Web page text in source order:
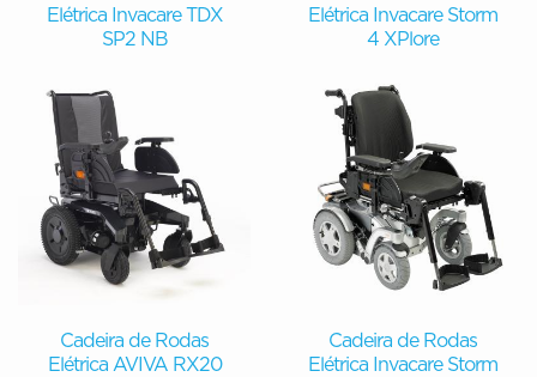
Elétrica Invacare TDX
SP2 NB
Elétrica Invacare Storm
4 XPlore
Cadeira de Rodas
Elétrica AVIVA RX20
Cadeira de Rodas
Elétrica Invacare Storm